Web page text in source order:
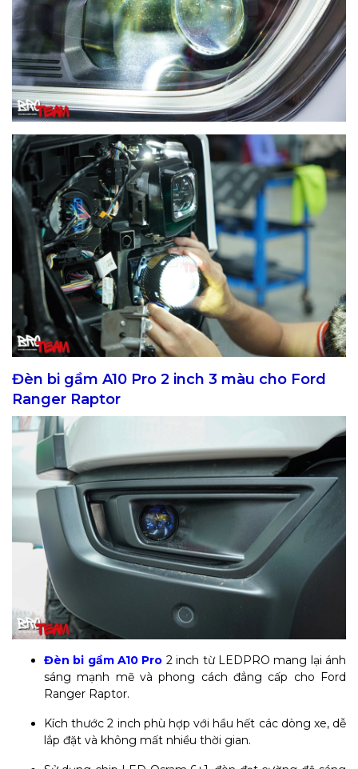
Đèn bi gầm A10 Pro 2 inch 3 màu cho Ford
Ranger Raptor
Đèn bi gầm A10 Pro 2 inch từ LEDPRO mang lại ánh
sáng mạnh mẽ và phong cách đẳng cấp cho Ford
Ranger Raptor.
Kích thước 2 inch phù hợp với hầu hết các dòng xe, dễ
lắp đặt và không mất nhiều thời gian.